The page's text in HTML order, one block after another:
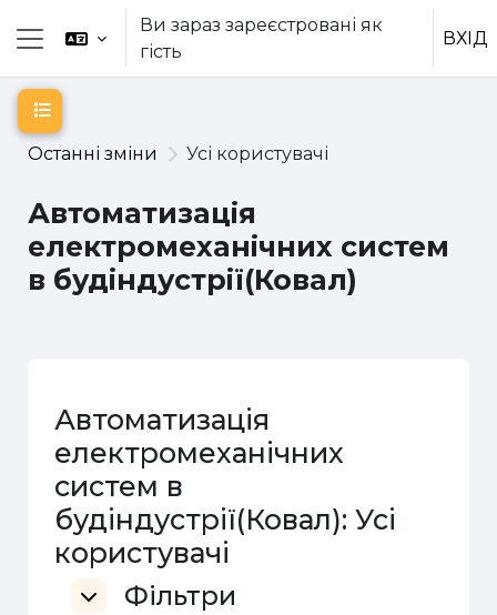
Перейти до головного вмісту
Бокова панель
Ви зараз зареєстровані як
гість
ВХІД
Останні зміни Усі користувачі
Автоматизація
електромеханічних систем
в будіндустрії(Ковал)
Відкритий покажчик курсу
Автоматизація
електромеханічних
систем в
будіндустрії(Ковал): Усі
користувачі
Фільтри
ФільтриФільтри